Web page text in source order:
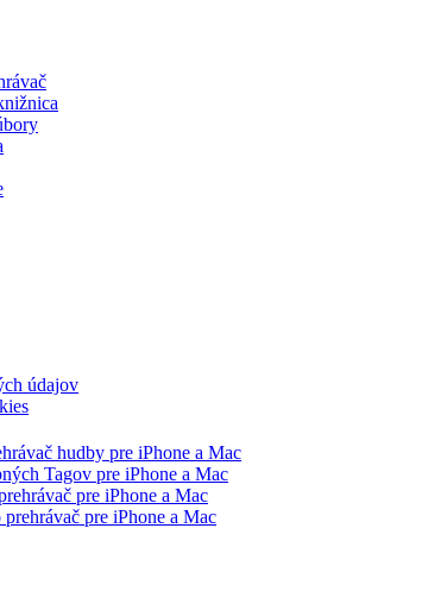
údajov
hudby pre iPhone a Mac
Tagov pre iPhone a Mac
pre iPhone a Mac
pre iPhone a Mac